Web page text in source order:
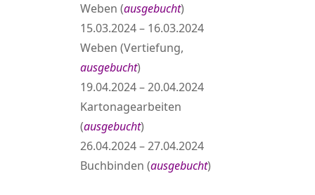
Weben (ausgebucht)
15.03.2024 – 16.03.2024
Weben (Vertiefung,
ausgebucht)
19.04.2024 – 20.04.2024
Kartonagearbeiten
(ausgebucht)
26.04.2024 – 27.04.2024
Buchbinden (ausgebucht)